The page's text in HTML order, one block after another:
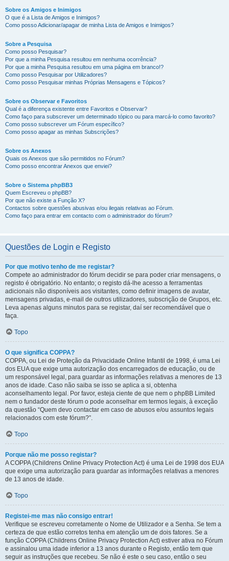
Sobre os Amigos e Inimigos
O que é a Lista de Amigos e Inimigos?
Como posso Adicionar/apagar de minha Lista de Amigos e Inimigos?
Sobre a Pesquisa
Como posso Pesquisar?
Por que a minha Pesquisa resultou em nenhuma ocorrência?
Por que a minha Pesquisa resultou em uma página em branco!?
Como posso Pesquisar por Utilizadores?
Como posso Pesquisar minhas Próprias Mensagens e Tópicos?
Sobre os Observar e Favoritos
Qual é a diferença existente entre Favoritos e Observar?
Como faço para subscrever um determinado tópico ou para marcá-lo como favorito?
Como posso subscrever um Fórum específico?
Como posso apagar as minhas Subscrições?
Sobre os Anexos
Quais os Anexos que são permitidos no Fórum?
Como posso encontrar Anexos que enviei?
Sobre o Sistema phpBB3
Quem Escreveu o phpBB?
Por que não existe a Função X?
Contactos sobre questões abusivas e/ou ilegais relativas ao Fórum.
Como faço para entrar em contacto com o administrador do fórum?
Questões de Login e Registo
Por que motivo tenho de me registar?
Compete ao administrador do fórum decidir se para poder criar mensagens, o
registo é obrigatório. No entanto; o registo dá-lhe acesso a ferramentas
adicionais não disponíveis aos visitantes, como definir imagens de avatar,
mensagens privadas, e-mail de outros utilizadores, subscrição de Grupos, etc.
Leva apenas alguns minutos para se registar, daí ser recomendável que o
faça.
Topo
O que significa COPPA?
COPPA, ou Lei de Proteção da Privacidade Online Infantil de 1998, é uma Lei
dos EUA que exige uma autorização dos encarregados de educação, ou de
um responsável legal, para guardar as informações relativas a menores de 13
anos de idade. Caso não saiba se isso se aplica a si, obtenha
aconselhamento legal. Por favor, esteja ciente de que nem o phpBB Limited
nem o fundador deste fórum o pode aconselhar em termos legais, à exceção
da questão “Quem devo contactar em caso de abusos e/ou assuntos legais
relacionados com este fórum?”.
Topo
Porque não me posso registar?
A COPPA (Childrens Online Privacy Protection Act) é uma Lei de 1998 dos EUA
que exige uma autorização para guardar as informações relativas a menores
de 13 anos de idade.
Topo
Registei-me mas não consigo entrar!
Verifique se escreveu corretamente o Nome de Utilizador e a Senha. Se tem a
certeza de que estão corretos tenha em atenção um de dois fatores. Se a
função COPPA (Childrens Online Privacy Protection Act) estiver ativa no Fórum
e assinalou uma idade inferior a 13 anos durante o Registo, então tem que
seguir as instruções que recebeu. Se não é este o seu caso, então o seu